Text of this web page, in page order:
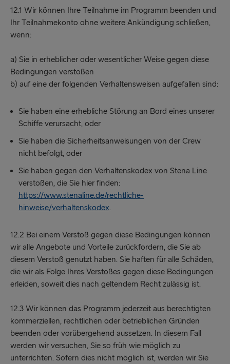
12.1 Wir können Ihre Teilnahme im Programm beenden und
Ihr Teilnahmekonto ohne weitere Ankündigung schließen,
wenn:
a) Sie in erheblicher oder wesentlicher Weise gegen diese
Bedingungen verstoßen
b) auf eine der folgenden Verhaltensweisen aufgefallen sind:
Sie haben eine erhebliche Störung an Bord eines unserer
Schiffe verursacht, oder
Sie haben die Sicherheitsanweisungen von der Crew
nicht befolgt, oder
Sie haben gegen den Verhaltenskodex von Stena Line
verstoßen, die Sie hier finden:
https://www.stenaline.de/rechtliche-
hinweise/verhaltenskodex.
12.2 Bei einem Verstoß gegen diese Bedingungen können
wir alle Angebote und Vorteile zurückfordern, die Sie ab
diesem Verstoß genutzt haben. Sie haften für alle Schäden,
die wir als Folge Ihres Verstoßes gegen diese Bedingungen
erleiden, soweit dies nach geltendem Recht zulässig ist.
12.3 Wir können das Programm jederzeit aus berechtigten
kommerziellen, rechtlichen oder betrieblichen Gründen
beenden oder vorübergehend aussetzen. In diesem Fall
werden wir versuchen, Sie so früh wie möglich zu
unterrichten. Sofern dies nicht möglich ist, werden wir Sie